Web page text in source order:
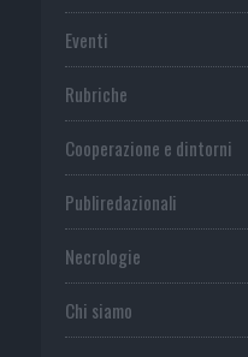
Eventi
Rubriche
Cooperazione e dintorni
Publiredazionali
Necrologie
Chi siamo